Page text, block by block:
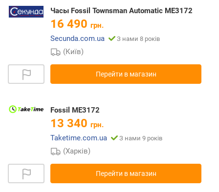
Часы Fossil Townsman Automatic ME3172
16 490 грн.
Secunda.com.ua
З нами 8 років
(Київ)
Перейти в магазин
Fossil ME3172
13 340 грн.
Taketime.com.ua
З нами 9 років
(Харків)
Перейти в магазин